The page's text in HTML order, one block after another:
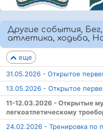
Другие события,
атлетика, ходьба,
еще
31.05.2026 - Открытое
13.05.2026 - Открытое
11-12.03.2026 - Открытые
легкоатлетическому
24.02.2026 - Тренировка по